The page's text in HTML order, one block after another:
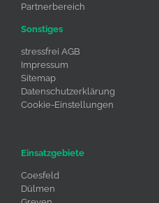
Partnerbereich
Sonstiges
stressfrei AGB
Impressum
Sitemap
Datenschutzerklärung
Cookie-Einstellungen
Einsatzgebiete
Coesfeld
Dülmen